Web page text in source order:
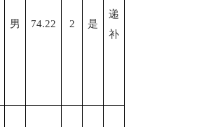
男 74.22 2 是
递
补